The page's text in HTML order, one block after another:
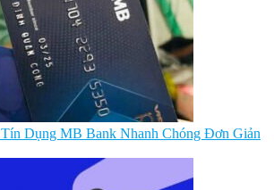
Dụng MB Bank Nhanh Chóng Đơn Giản